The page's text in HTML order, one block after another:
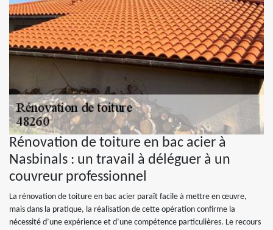
Rénovation de toiture en bac acier à
Nasbinals : un travail à déléguer à un
couvreur professionnel
La rénovation de toiture en bac acier paraît facile à mettre en œuvre,
mais dans la pratique, la réalisation de cette opération confirme la
nécessité d’une expérience et d’une compétence particulières. Le recours